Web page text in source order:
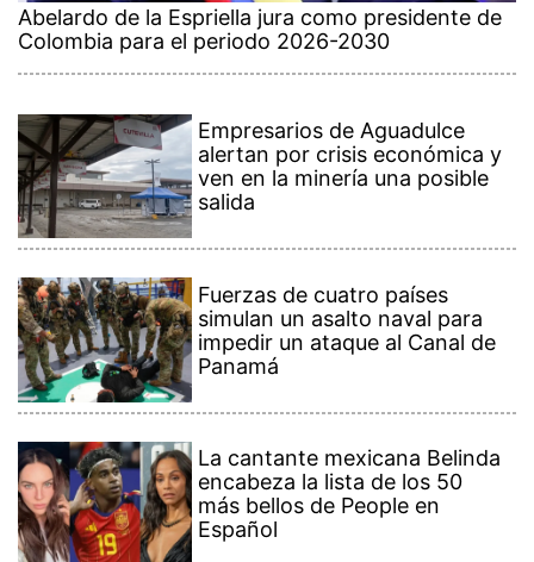
Abelardo de la Espriella jura como presidente de
Colombia para el periodo 2026-2030
Empresarios de Aguadulce
alertan por crisis económica y
ven en la minería una posible
salida
Fuerzas de cuatro países
simulan un asalto naval para
impedir un ataque al Canal de
Panamá
La cantante mexicana Belinda
encabeza la lista de los 50
más bellos de People en
Español